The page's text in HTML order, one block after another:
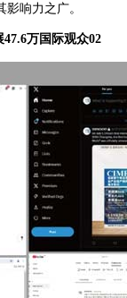
响力之广。
万国际观众02